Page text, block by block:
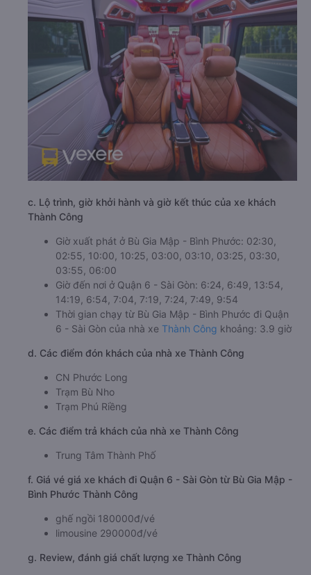
c. Lộ trình, giờ khởi hành và giờ kết thúc của xe khách
Thành Công
Giờ xuất phát ở Bù Gia Mập - Bình Phước: 02:30,
02:55, 10:00, 10:25, 03:00, 03:10, 03:25, 03:30,
03:55, 06:00
Giờ đến nơi ở Quận 6 - Sài Gòn: 6:24, 6:49, 13:54,
14:19, 6:54, 7:04, 7:19, 7:24, 7:49, 9:54
Thời gian chạy từ Bù Gia Mập - Bình Phước đi Quận
6 - Sài Gòn của nhà xe Thành Công khoảng: 3.9 giờ
d. Các điểm đón khách của nhà xe Thành Công
CN Phước Long
Trạm Bù Nho
Trạm Phú Riềng
e. Các điểm trả khách của nhà xe Thành Công
Trung Tâm Thành Phố
f. Giá vé giá xe khách đi Quận 6 - Sài Gòn từ Bù Gia Mập -
Bình Phước Thành Công
ghế ngồi 180000đ/vé
limousine 290000đ/vé
g. Review, đánh giá chất lượng xe Thành Công